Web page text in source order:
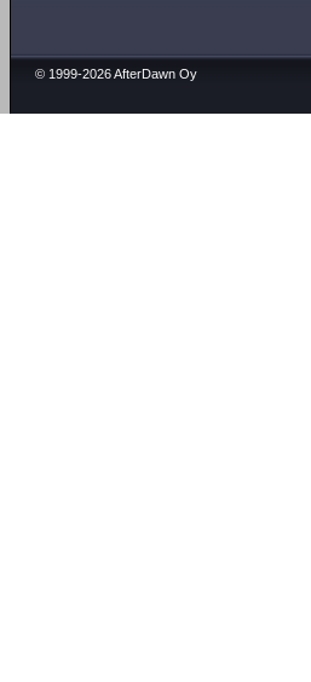
© 1999-2026 AfterDawn Oy